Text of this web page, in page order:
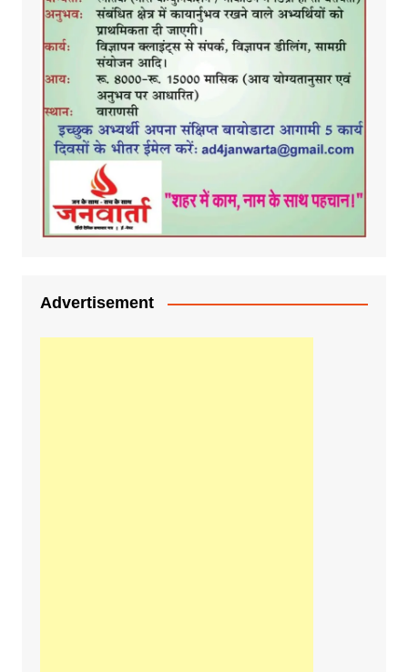
Advertisement